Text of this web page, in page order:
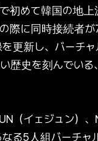
初めて韓国の地
際に同時接続者
更新し、バーチ
歴史を刻んでいる
（イェジュン）
る5人組バーチ